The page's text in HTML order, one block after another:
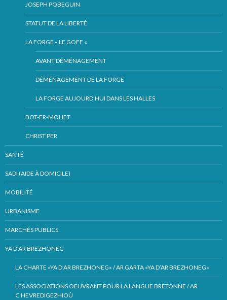
JOSEPH POBEGUIN
STATUT DE LA LIBERTÉ
LA FORGE « LE GOFF «
AVANT DÉMÉNAGEMENT
DÉMÉNAGEMENT DE LA FORGE
LA FORGE AUJOURD’HUI DANS LES HALLES
BOT-ER-MOHET
CHRIST PER
SANTÉ
SADI (AIDE À DOMICILE)
MOBILITÉ
URBANISME
MARCHÉS PUBLICS
YA D’AR BREZHONEG
LA CHARTE «YA D’AR BREZHONEG» / AR GARTA «YA D’AR BREZHONEG»
LES ASSOCIATIONS OEUVRANT POUR LA LANGUE BRETONNE / AR
C’HEVREDIGEZHIOÙ